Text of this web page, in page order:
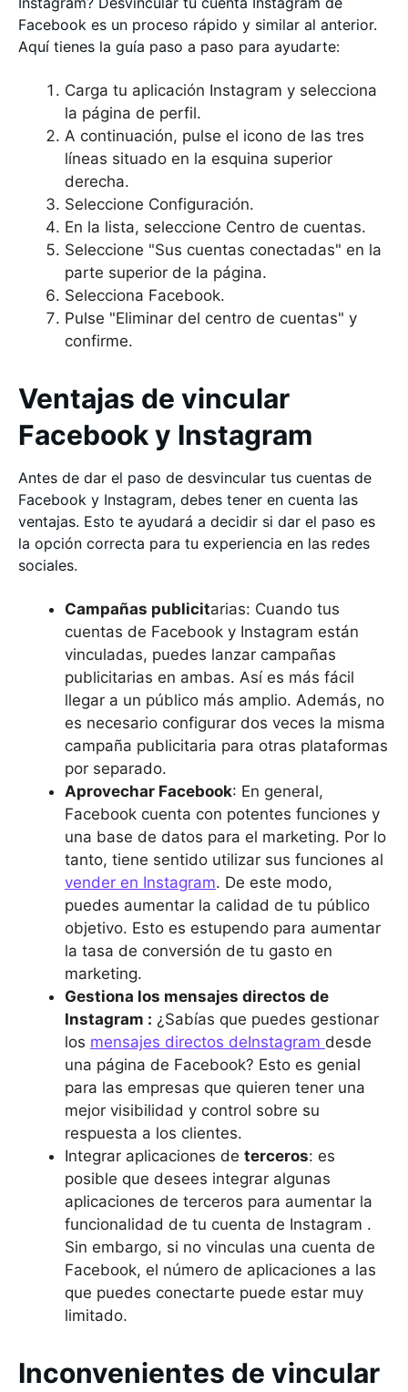
Facebook es un proceso rápido y similar al anterior.
Aquí tienes la guía paso a paso para ayudarte:
Carga tu aplicación Instagram y selecciona
la página de perfil.
A continuación, pulse el icono de las tres
líneas situado en la esquina superior
derecha.
Seleccione Configuración.
En la lista, seleccione Centro de cuentas.
Seleccione "Sus cuentas conectadas" en la
parte superior de la página.
Selecciona Facebook.
Pulse "Eliminar del centro de cuentas" y
confirme.
Ventajas de vincular
Facebook y Instagram
Antes de dar el paso de desvincular tus cuentas de
Facebook y Instagram, debes tener en cuenta las
ventajas. Esto te ayudará a decidir si dar el paso es
la opción correcta para tu experiencia en las redes
sociales.
Campañas publicitarias: Cuando tus
cuentas de Facebook y Instagram están
vinculadas, puedes lanzar campañas
publicitarias en ambas. Así es más fácil
llegar a un público más amplio. Además, no
es necesario configurar dos veces la misma
campaña publicitaria para otras plataformas
por separado.
Aprovechar Facebook: En general,
Facebook cuenta con potentes funciones y
una base de datos para el marketing. Por lo
tanto, tiene sentido utilizar sus funciones al
vender en Instagram. De este modo,
puedes aumentar la calidad de tu público
objetivo. Esto es estupendo para aumentar
la tasa de conversión de tu gasto en
marketing.
Gestiona los mensajes directos de
Instagram : ¿Sabías que puedes gestionar
los mensajes directos deInstagram desde
una página de Facebook? Esto es genial
para las empresas que quieren tener una
mejor visibilidad y control sobre su
respuesta a los clientes.
Integrar aplicaciones de terceros: es
posible que desees integrar algunas
aplicaciones de terceros para aumentar la
funcionalidad de tu cuenta de Instagram .
Sin embargo, si no vinculas una cuenta de
Facebook, el número de aplicaciones a las
que puedes conectarte puede estar muy
limitado.
Inconvenientes de vincular